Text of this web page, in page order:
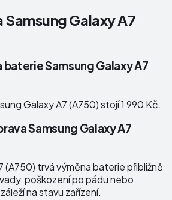
Samsung Galaxy A7
Samsung Galaxy A7
Galaxy A7 (A750) stojí 1 990 Kč.
Samsung Galaxy A7
(A750) trvá výměna baterie přibližně
poškození po pádu nebo
na stavu zařízení.